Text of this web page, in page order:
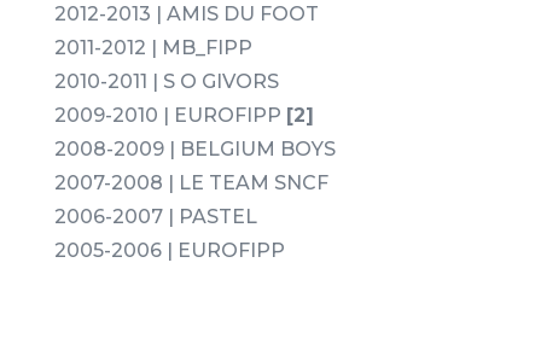
2012-2013 | AMIS DU FOOT
2011-2012 | MB_FIPP
2010-2011 | S O GIVORS
2009-2010 | EUROFIPP [2]
2008-2009 | BELGIUM BOYS
2007-2008 | LE TEAM SNCF
2006-2007 | PASTEL
2005-2006 | EUROFIPP